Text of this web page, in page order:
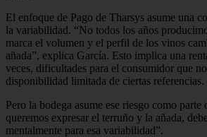
El enfoque de Pago de Tharsys asume una
la variabilidad. “No todos los años
marca el volumen y el perfil de los vinos
añada”, explica García. Esto implica una
veces, dificultades para el consumidor que
disponibilidad limitada de ciertas referencias.
Pero la bodega asume ese riesgo como parte
queremos expresar el terruño y la añada,
mentalmente para esa variabilidad”.